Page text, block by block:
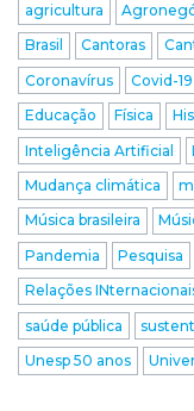
agricultura
Brasil
Cantoras
Coronavírus
Covid-19
Educação
Física
Inteligência Artificial
Mudança climática
Música brasileira
Pandemia
Pesquisa
Relações
saúde pública
Unesp 50 anos